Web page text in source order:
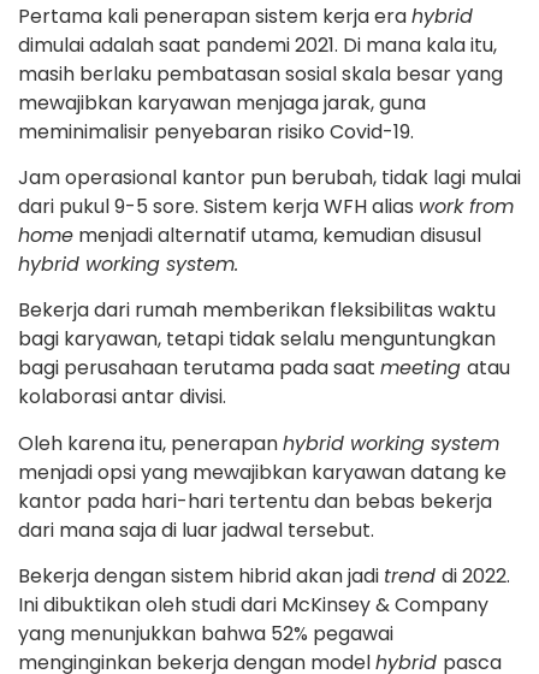
Pertama kali penerapan sistem kerja erahybrid
dimulai adalah saat pandemi 2021. Di mana kala itu,
masih berlaku pembatasan sosial skala besar yang
mewajibkan karyawan menjaga jarak, guna
meminimalisir penyebaran risiko Covid-19.
Jam operasional kantor pun berubah, tidak lagi mulai
dari pukul 9-5 sore. Sistem kerja WFH alias work from
home menjadi alternatif utama, kemudian disusul
hybrid working system.
Bekerja dari rumah memberikan fleksibilitas waktu
bagi karyawan, tetapi tidak selalu menguntungkan
bagi perusahaan terutama pada saat meeting atau
kolaborasi antar divisi.
Oleh karena itu, penerapanhybrid working system
menjadi opsi yang mewajibkan karyawan datang ke
kantor pada hari-hari tertentu dan bebas bekerja
dari mana saja di luar jadwal tersebut.
Bekerja dengan sistem hibrid akan jadi trend di 2022.
Ini dibuktikan oleh studi dari McKinsey & Company
yang menunjukkan bahwa 52% pegawai
menginginkan bekerja dengan modelhybrid pasca